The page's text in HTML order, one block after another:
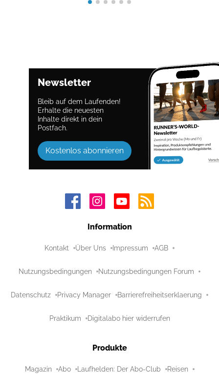
Newsletter
Bleib auf dem Laufenden!
Erhalte die neuesten
Inhalte direkt in dein
Postfach.
Kostenlos abonnieren
Information
Kontakt Über Uns Impressum AGB
Nutzungsbedingungen Nutzungsbedingungen Forum
Datenschutz Privacy Manager Barrierefreiheitserklaerung
Praktikum Digitalabo hier widerrufen
Produkte
Magazin Abo Laufhelden: Der Abo-Club Reisen